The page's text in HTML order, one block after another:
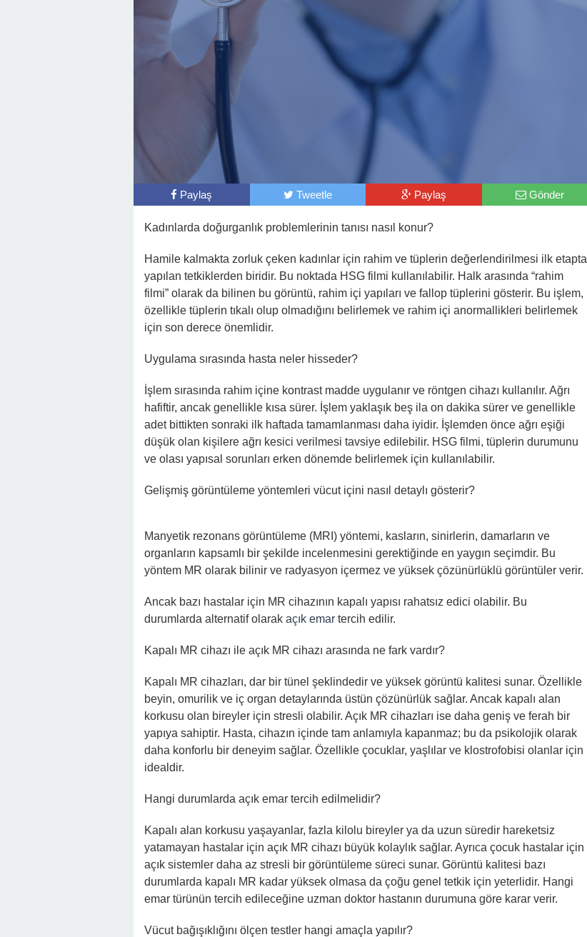
Paylaş Tweetle Paylaş Gönder
Kadınlarda doğurganlık problemlerinin tanısı nasıl konur?
Hamile kalmakta zorluk çeken kadınlar için rahim ve tüplerin değerlendirilmesi ilk etapta
yapılan tetkiklerden biridir. Bu noktada HSG filmi kullanılabilir. Halk arasında “rahim
filmi” olarak da bilinen bu görüntü, rahim içi yapıları ve fallop tüplerini gösterir. Bu işlem,
özellikle tüplerin tıkalı olup olmadığını belirlemek ve rahim içi anormallikleri belirlemek
için son derece önemlidir.
Uygulama sırasında hasta neler hisseder?
İşlem sırasında rahim içine kontrast madde uygulanır ve röntgen cihazı kullanılır. Ağrı
hafiftir, ancak genellikle kısa sürer. İşlem yaklaşık beş ila on dakika sürer ve genellikle
adet bittikten sonraki ilk haftada tamamlanması daha iyidir. İşlemden önce ağrı eşiği
düşük olan kişilere ağrı kesici verilmesi tavsiye edilebilir. HSG filmi, tüplerin durumunu
ve olası yapısal sorunları erken dönemde belirlemek için kullanılabilir.
Gelişmiş görüntüleme yöntemleri vücut içini nasıl detaylı gösterir?
Manyetik rezonans görüntüleme (MRI) yöntemi, kasların, sinirlerin, damarların ve
organların kapsamlı bir şekilde incelenmesini gerektiğinde en yaygın seçimdir. Bu
yöntem MR olarak bilinir ve radyasyon içermez ve yüksek çözünürlüklü görüntüler verir.
Ancak bazı hastalar için MR cihazının kapalı yapısı rahatsız edici olabilir. Bu
durumlarda alternatif olarak açık emar tercih edilir.
Kapalı MR cihazı ile açık MR cihazı arasında ne fark vardır?
Kapalı MR cihazları, dar bir tünel şeklindedir ve yüksek görüntü kalitesi sunar. Özellikle
beyin, omurilik ve iç organ detaylarında üstün çözünürlük sağlar. Ancak kapalı alan
korkusu olan bireyler için stresli olabilir. Açık MR cihazları ise daha geniş ve ferah bir
yapıya sahiptir. Hasta, cihazın içinde tam anlamıyla kapanmaz; bu da psikolojik olarak
daha konforlu bir deneyim sağlar. Özellikle çocuklar, yaşlılar ve klostrofobisi olanlar için
idealdir.
Hangi durumlarda açık emar tercih edilmelidir?
Kapalı alan korkusu yaşayanlar, fazla kilolu bireyler ya da uzun süredir hareketsiz
yatamayan hastalar için açık MR cihazı büyük kolaylık sağlar. Ayrıca çocuk hastalar için
açık sistemler daha az stresli bir görüntüleme süreci sunar. Görüntü kalitesi bazı
durumlarda kapalı MR kadar yüksek olmasa da çoğu genel tetkik için yeterlidir. Hangi
emar türünün tercih edileceğine uzman doktor hastanın durumuna göre karar verir.
Vücut bağışıklığını ölçen testler hangi amaçla yapılır?